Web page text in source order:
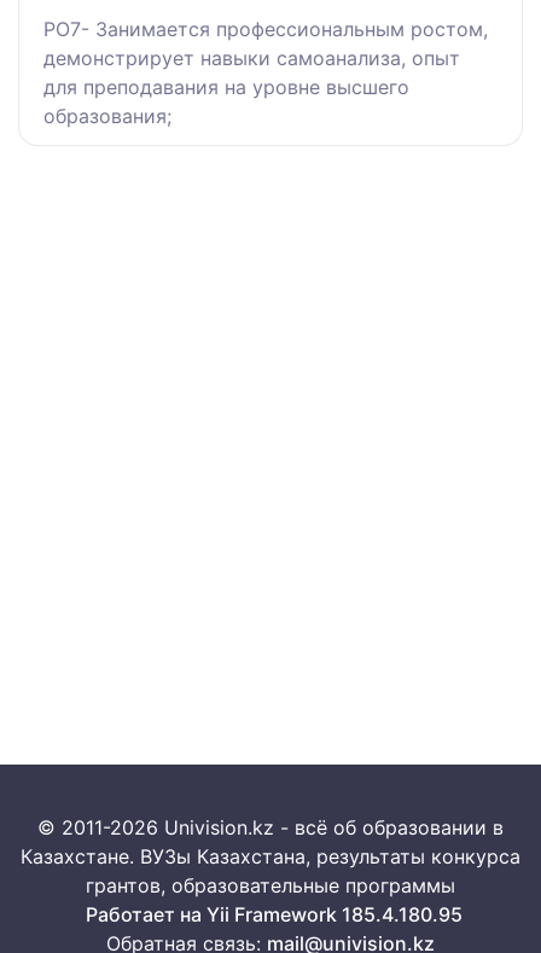
РО7- Занимается профессиональным ростом,
демонстрирует навыки самоанализа, опыт
для преподавания на уровне высшего
образования;
© 2011-2026 Univision.kz - всё об образовании в
Казахстане. ВУЗы Казахстана, результаты конкурса
грантов, образовательные программы
Работает на Yii Framework 185.4.180.95
Обратная связь: mail@univision.kz